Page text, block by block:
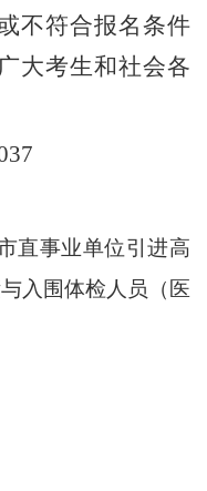
不符合报名条件
大考生和社会各
直事业单位引进高
入围体检人员（医